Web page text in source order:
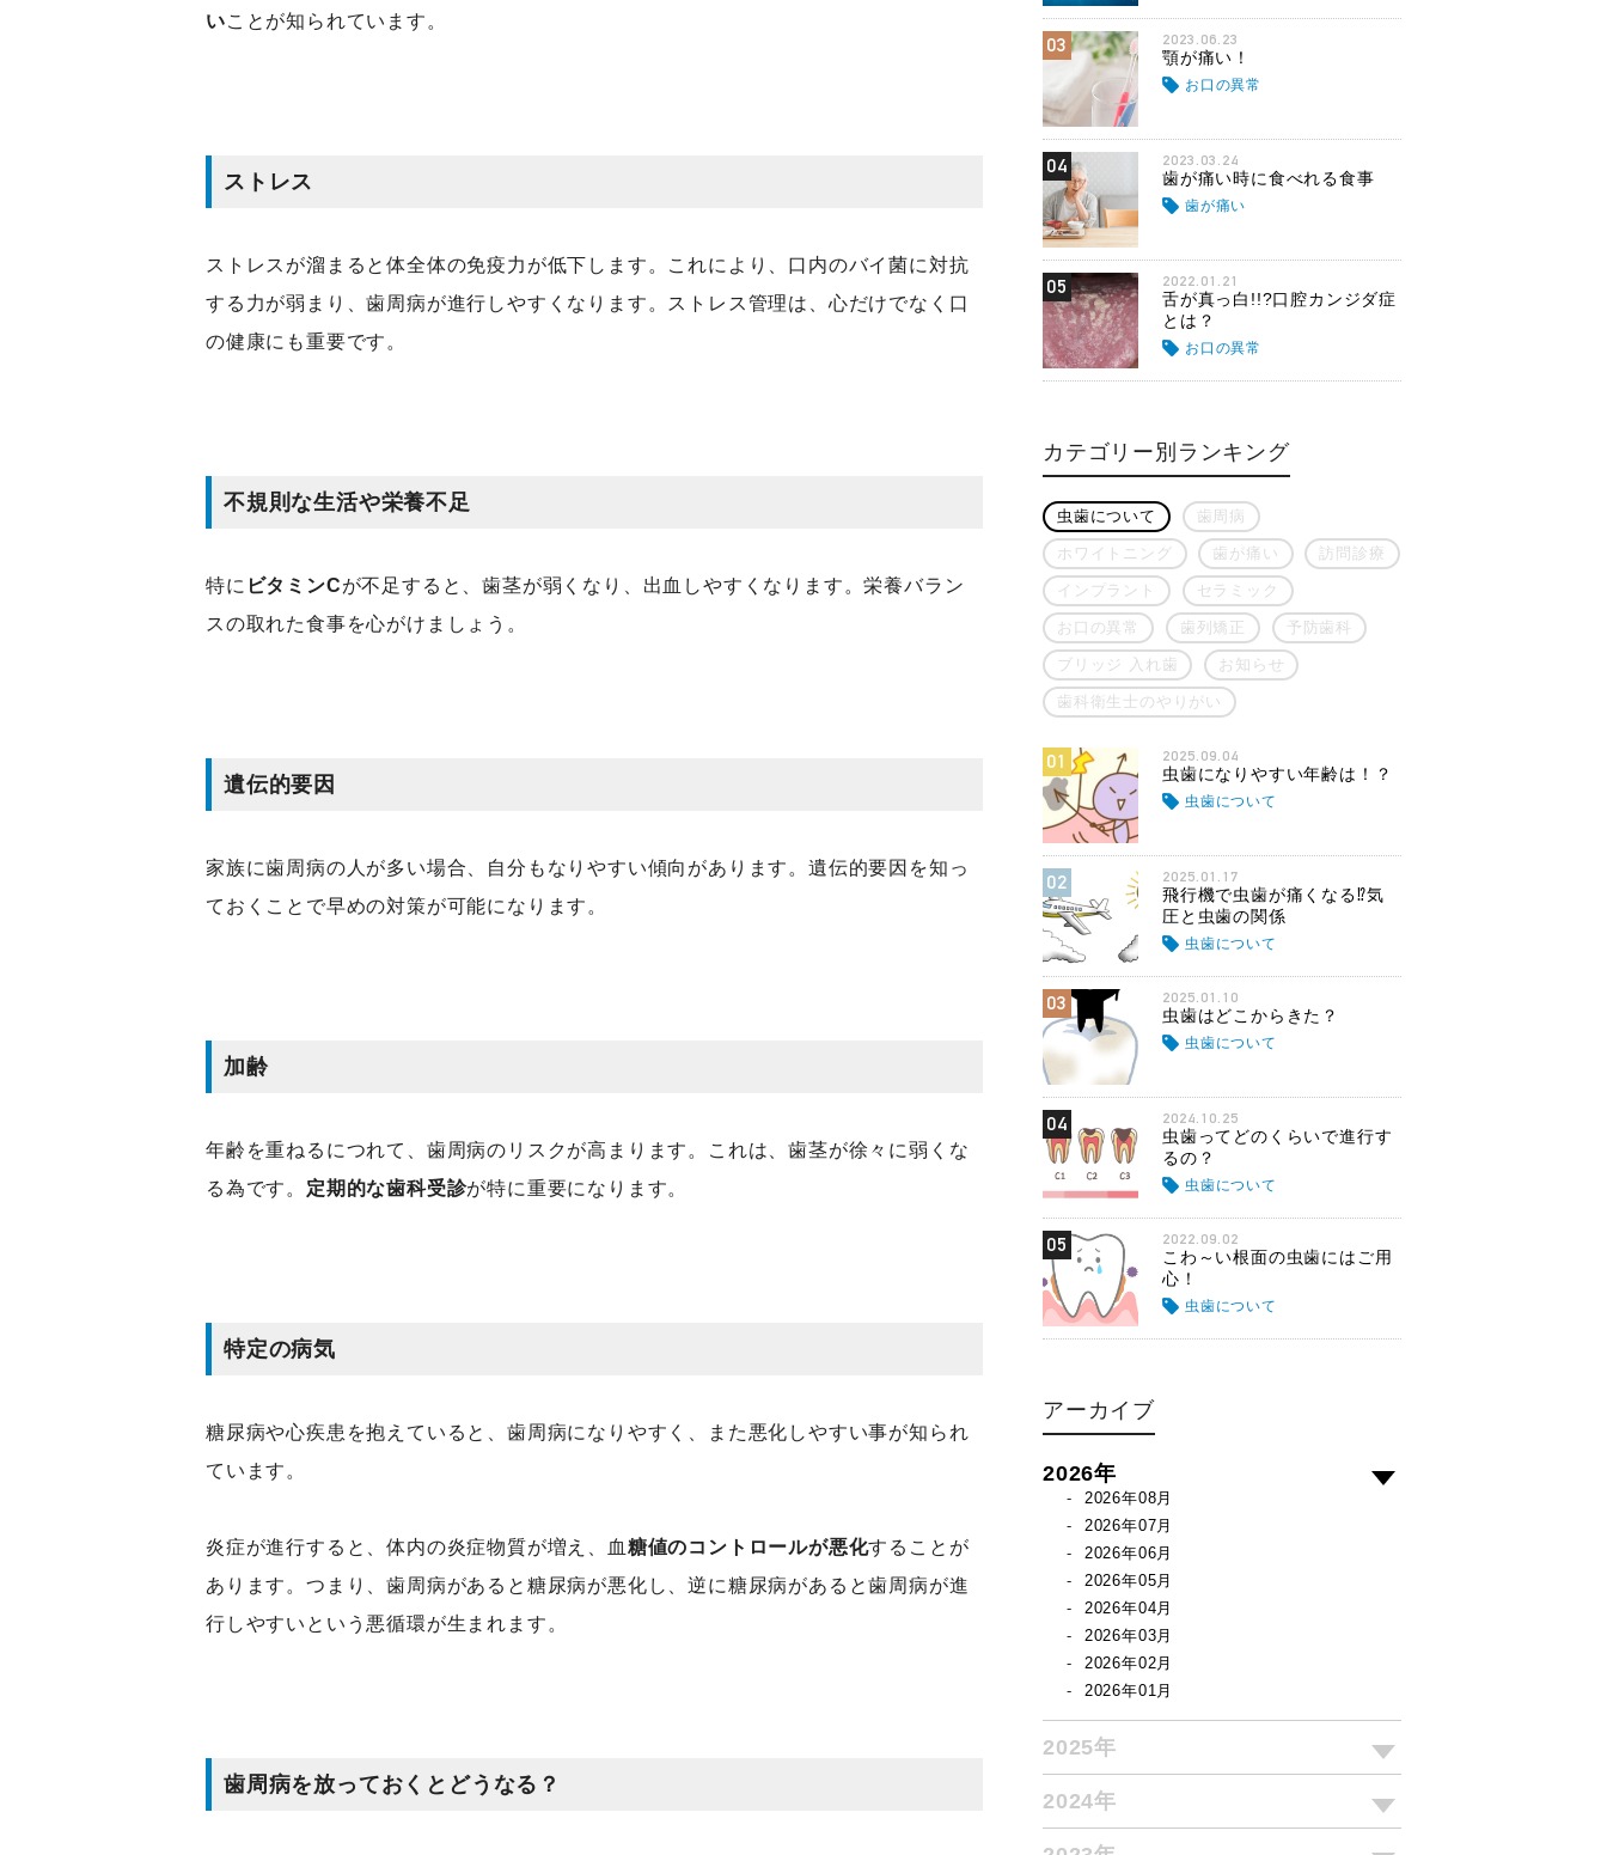
いことが知られています。
ストレス
ストレスが溜まると体全体の免疫力が低下します。これにより、口内のバイ菌に対抗
する力が弱まり、歯周病が進行しやすくなります。ストレス管理は、心だけでなく口
の健康にも重要です。
不規則な生活や栄養不足
特に ビタミンCが不足すると、歯茎が弱くなり、出血しやすくなります。栄養バラン
スの取れた食事を心がけましょう。
遺伝的要因
家族に歯周病の人が多い場合、自分もなりやすい傾向があります。遺伝的要因を知っ
ておくことで早めの対策が可能になります。
加齢
年齢を重ねるにつれて、歯周病のリスクが高まります。これは、歯茎が徐々に弱くな
る為です。 定期的な歯科受診が特に重要になります。
特定の病気
糖尿病や心疾患を抱えていると、歯周病になりやすく、また悪化しやすい事が知られ
ています。
炎症が進行すると、体内の炎症物質が増え、血 糖値のコントロールが悪化することが
あります。つまり、歯周病があると糖尿病が悪化し、逆に糖尿病があると歯周病が進
行しやすいという悪循環が生まれます。
歯周病を放っておくとどうなる？
03 2023.06.23
顎が痛い！
お口の異常
04 2023.03.24
歯が痛い時に食べれる食事
歯が痛い
05 2022.01.21
舌が真っ白!!?口腔カンジダ症
とは？
お口の異常
カテゴリー別ランキング
虫歯について 歯周病
ホワイトニング 歯が痛い 訪問診療
インプラント セラミック
お口の異常 歯列矯正 予防歯科
ブリッジ 入れ歯 お知らせ
歯科衛生士のやりがい
01 2025.09.04
虫歯になりやすい年齢は！？
虫歯について
02 2025.01.17
飛行機で虫歯が痛くなる⁉気
圧と虫歯の関係
虫歯について
03 2025.01.10
虫歯はどこからきた？
虫歯について
04 2024.10.25
虫歯ってどのくらいで進行す
るの？
虫歯について
05 2022.09.02
こわ～い根面の虫歯にはご用
心！
虫歯について
アーカイブ
2026年
2026年08月
2026年07月
2026年06月
2026年05月
2026年04月
2026年03月
2026年02月
2026年01月
2025年
2024年